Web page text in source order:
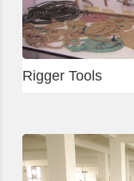
Slab shuttering